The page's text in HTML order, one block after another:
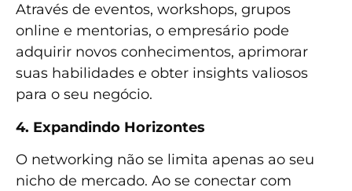
Através de eventos, workshops, grupos
online e mentorias, o empresário pode
adquirir novos conhecimentos, aprimorar
suas habilidades e obter insights valiosos
para o seu negócio.
4. Expandindo Horizontes
O networking não se limita apenas ao seu
nicho de mercado. Ao se conectar com